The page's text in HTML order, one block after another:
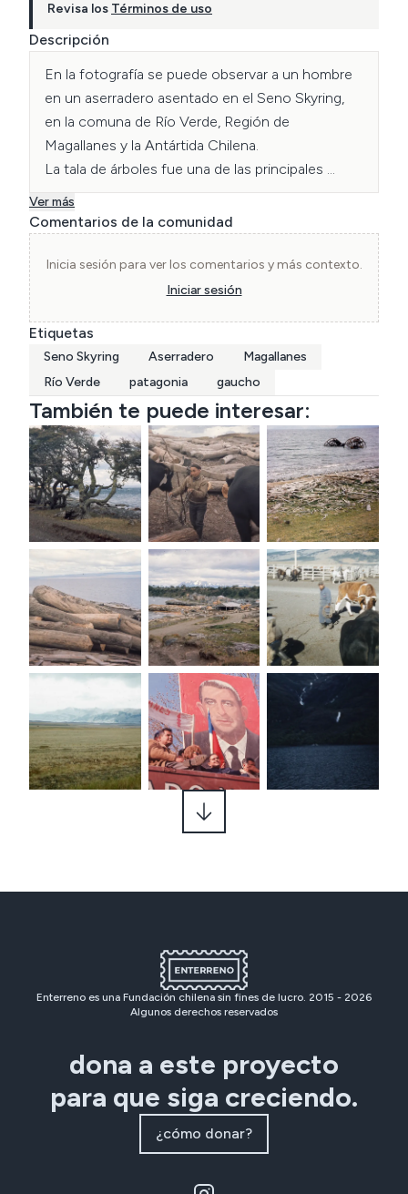
Revisa los Términos de uso
Descripción
En la fotografía se puede observar a un hombre
en un aserradero asentado en el Seno Skyring,
en la comuna de Río Verde, Región de
Magallanes y la Antártida Chilena.
La tala de árboles fue una de las principales
actividades económicas de la región, junto con la
ganadería y la minería.
Fotografía catalogada por Alfonsina Furrianca y
Constanza Cáceres estudiantes de Lic. En Artes
Ver más
Comentarios de la comunidad
Inicia sesión para ver los comentarios y más contexto.
Iniciar sesión
Etiquetas
Seno Skyring Aserradero
Magallanes
Río Verde
patagonia gaucho
También te puede interesar:
Enterreno es una Fundación chilena sin fines de lucro. 2015 - 2026
Algunos derechos reservados
dona a este proyecto
para que siga creciendo.
¿cómo donar?